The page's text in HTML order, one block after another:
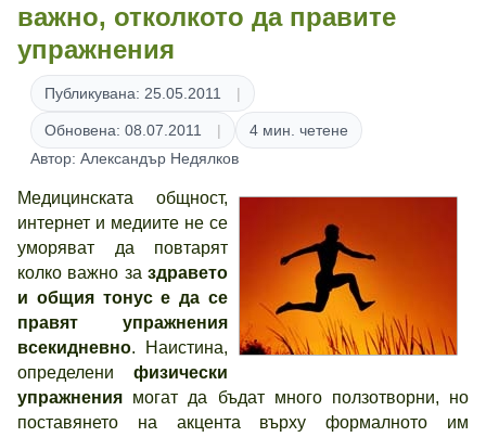
важно, отколкото да правите
упражнения
Публикувана: 25.05.2011
Обновена: 08.07.2011
4 мин. четене
Автор: Александър Недялков
Медицинската общност,
интернет и медиите не се
уморяват да повтарят
колко важно за здравето
и общия тонус е да се
правят упражнения
всекидневно. Наистина,
определени физически
упражнения могат да бъдат много ползотворни, но
поставянето на акцента върху формалното им